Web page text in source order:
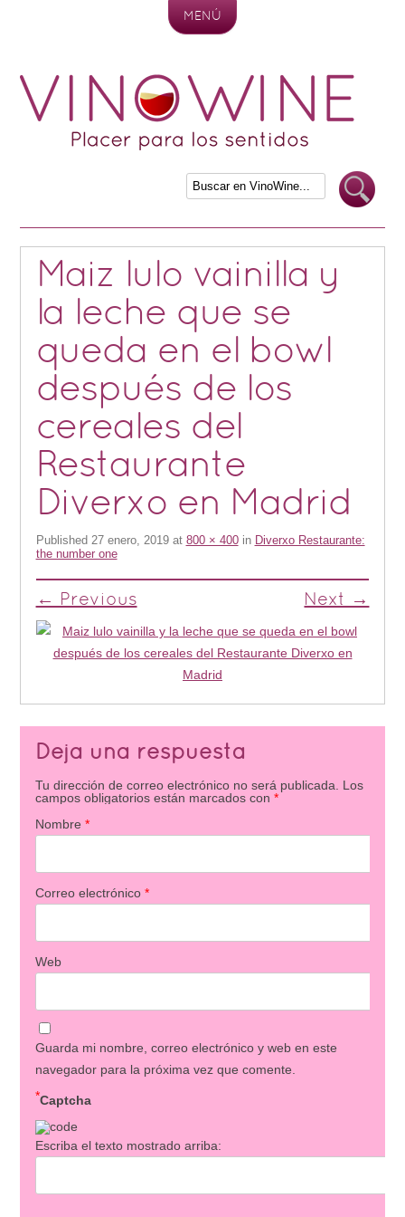
MENÚ
Maiz lulo vainilla y
la leche que se
queda en el bowl
después de los
cereales del
Restaurante
Diverxo en Madrid
Published 27 enero, 2019at 800 × 400in Diverxo Restaurante:
the number one
← Previous Next →
Deja una respuesta
Tu dirección de correo electrónico no será publicada. Los
campos obligatorios están marcados con *
Nombre *
Correo electrónico *
Web
Guarda mi nombre, correo electrónico y web en este
navegador para la próxima vez que comente.
Captcha
*
Escriba el texto mostrado arriba: